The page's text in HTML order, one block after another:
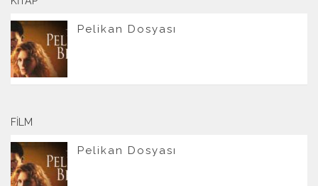
Pelikan Dosyası
FILM
Pelikan Dosyası